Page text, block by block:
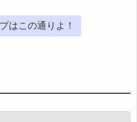
はこの通りよ！